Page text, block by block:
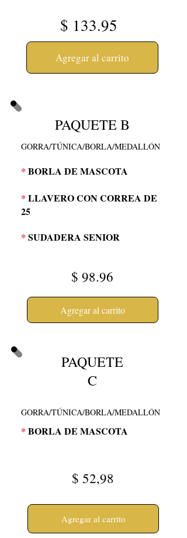
$ 133.95
Agregar al carrito
PAQUETE B
GORRA/TÚNICA/BORLA/MEDALLÓN
* BORLA DE MASCOTA
* LLAVERO CON CORREA DE
25
* SUDADERA SENIOR
$ 98.96
Agregar al carrito
PAQUETE
C
GORRA/TÚNICA/BORLA/MEDALLÓN
* BORLA DE MASCOTA
$ 52,98
Agregar al carrito